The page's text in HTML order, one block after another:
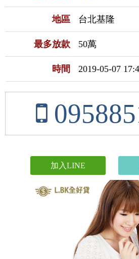
地區 台北基隆
最多放款 50萬
時間 2019-05-07
加入LINE